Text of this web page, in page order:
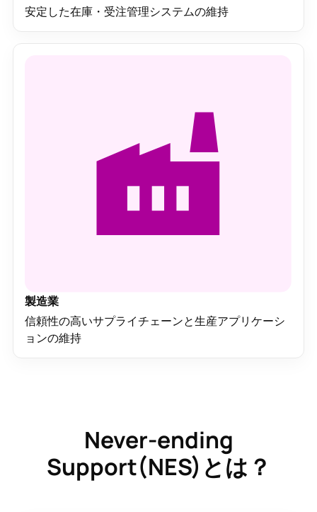
安定した在庫・受注管理システムの維持
製造業
信頼性の高いサプライチェーンと生産アプリケーシ
ョンの維持
Never-ending
Support(NES)とは？